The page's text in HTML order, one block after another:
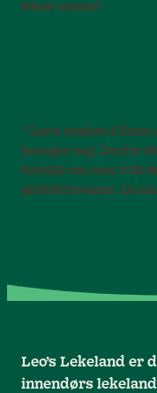
leken venter!
* Leo’s ønsket å
beveger seg. Derfor
fortelle om sine 2–10
aktivitetsvaner. Du
Leo’s Lekeland er
innendørs